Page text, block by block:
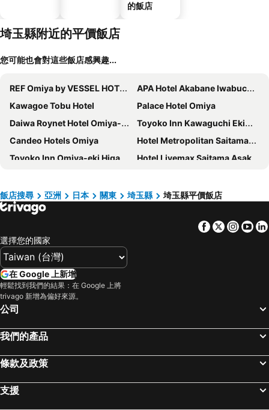
的飯店
埼玉縣附近的平價飯店
您可能也會對這些飯店感興趣...
REF Omiya by VESSEL HOTELS
APA Hotel Akabane Iwabuchi Ekimae
Kawagoe Tobu Hotel
Palace Hotel Omiya
Daiwa Roynet Hotel Omiya-nishiguchi
Toyoko Inn Kawaguchi Ekimae
Candeo Hotels Omiya
Hotel Metropolitan Saitama-Shintoshin
Toyoko Inn Omiya-eki Higashi-guchi
Hotel Livemax Saitama Asaka Ekimae
Hotel Sun Clover Koshigaya Eki mae
Toyoko Inn Soka eki nishiguchi
Toyoko Inn Misato-chuo Ekimae
Toyoko Inn Nishi-kawaguchi-eki
TOKIO's HOTEL
Toyoko Inn Shiki eki Higashi guchi
APA Hotel Saitama Yatsuka Ekimae
Toyoko Inn Kita-toda-eki Higashi-guchi
Super Hotel Saitama Kawagoe
Toyoko Inn Saitama Shintoshin
東橫INN 埼玉三鄉站前
東橫INN 和光市站前
WORLD ASAHI HOTEL
Hana Hanazono Inter
飯店搜尋 亞洲 日本 關東 埼玉縣 埼玉縣平價飯店
Facebook
Twitter
選擇您的國家
在 Google 上新增
輕鬆找到我們的結果：在 Google 上將
trivago 新增為偏好來源。
公司
我們的產品
條款及政策
支援